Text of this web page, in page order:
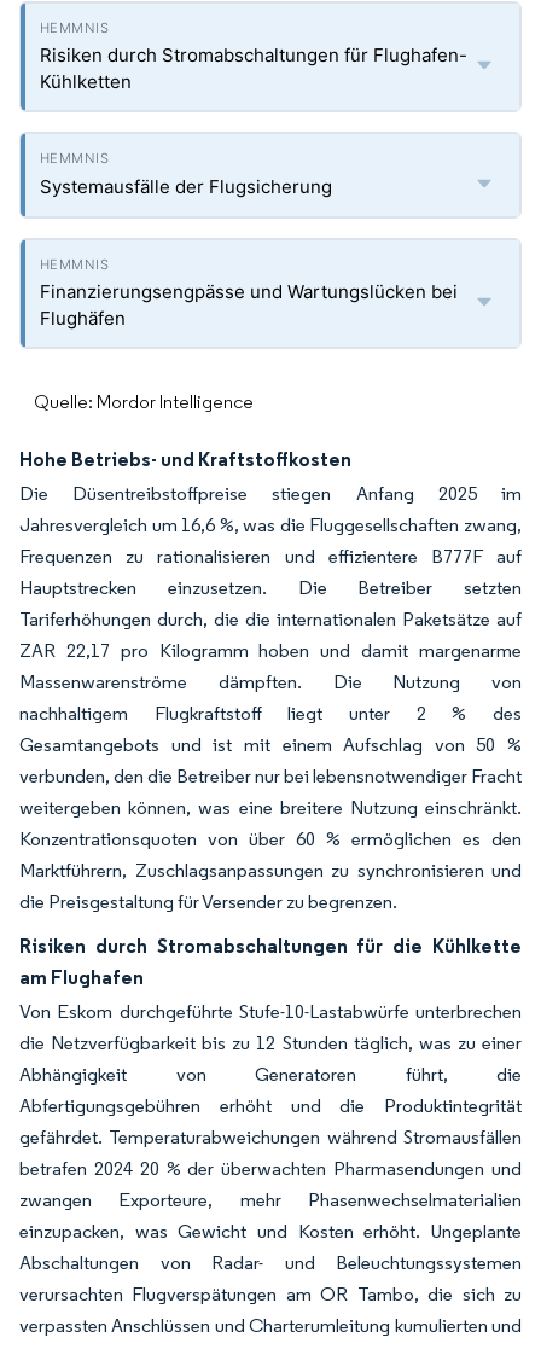
Risiken durch Stromabschaltungen für Flughafen-
Kühlketten
Systemausfälle der Flugsicherung
Finanzierungsengpässe und Wartungslücken bei
Flughäfen
Quelle: Mordor Intelligence
Hohe Betriebs- und Kraftstoffkosten
Die Düsentreibstoffpreise stiegen Anfang 2025 im
Jahresvergleich um 16,6 %, was die Fluggesellschaften zwang,
Frequenzen zu rationalisieren und effizientere B777F auf
Hauptstrecken einzusetzen. Die Betreiber setzten
Tariferhöhungen durch, die die internationalen Paketsätze auf
ZAR 22,17 pro Kilogramm hoben und damit margenarme
Massenwarenströme dämpften. Die Nutzung von
nachhaltigem Flugkraftstoff liegt unter 2 % des
Gesamtangebots und ist mit einem Aufschlag von 50 %
verbunden, den die Betreiber nur bei lebensnotwendiger Fracht
weitergeben können, was eine breitere Nutzung einschränkt.
Konzentrationsquoten von über 60 % ermöglichen es den
Marktführern, Zuschlagsanpassungen zu synchronisieren und
die Preisgestaltung für Versender zu begrenzen.
Risiken durch Stromabschaltungen für die Kühlkette
am Flughafen
Von Eskom durchgeführte Stufe-10-Lastabwürfe unterbrechen
die Netzverfügbarkeit bis zu 12 Stunden täglich, was zu einer
Abhängigkeit von Generatoren führt, die
Abfertigungsgebühren erhöht und die Produktintegrität
gefährdet. Temperaturabweichungen während Stromausfällen
betrafen 2024 20 % der überwachten Pharmasendungen und
zwangen Exporteure, mehr Phasenwechselmaterialien
einzupacken, was Gewicht und Kosten erhöht. Ungeplante
Abschaltungen von Radar- und Beleuchtungssystemen
verursachten Flugverspätungen am OR Tambo, die sich zu
verpassten Anschlüssen und Charterumleitung kumulierten und